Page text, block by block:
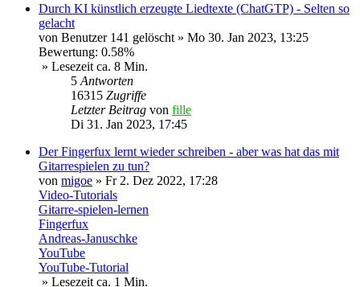
Durch KI künstlich erzeugte Liedtexte (ChatGTP) - Selten so
gelacht
von Benutzer 141 gelöscht » Mo 30. Jan 2023, 13:25
Bewertung: 0.58%
» Lesezeit ca. 8 Min.
5 Antworten
16315 Zugriffe
Letzter Beitrag von fille
Di 31. Jan 2023, 17:45
Der Fingerfux lernt wieder schreiben - aber was hat das mit
Gitarrespielen zu tun?
von migoe » Fr 2. Dez 2022, 17:28
Video-Tutorials
Gitarre-spielen-lernen
Fingerfux
Andreas-Januschke
YouTube
YouTube-Tutorial
» Lesezeit ca. 1 Min.